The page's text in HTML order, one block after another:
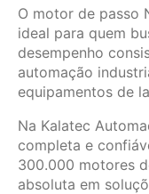
O motor de passo
ideal para quem
desempenho
automação
equipamentos de
Na Kalatec
completa e
300.000 motores
absoluta em